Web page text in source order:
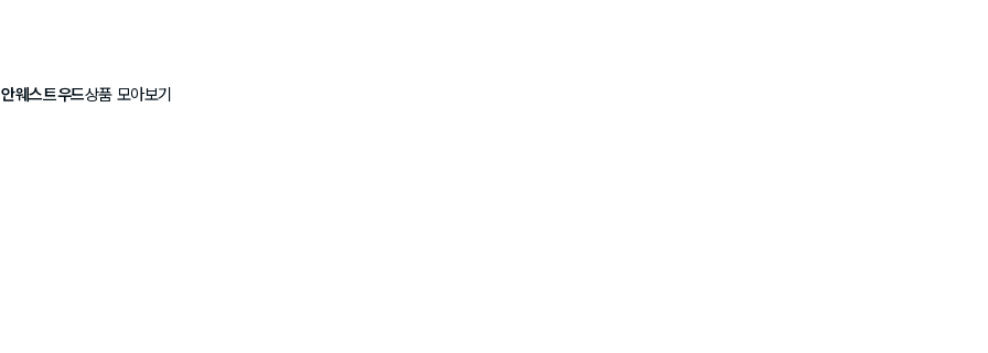
웨스트우드상품 모아보기